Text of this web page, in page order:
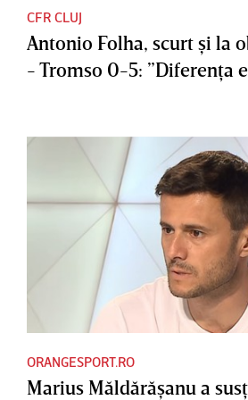
CFR CLUJ
Antonio Folha, scurt şi la
- Tromso 0-5: ”Diferenţa
ORANGESPORT.RO
Marius Măldărăşanu a